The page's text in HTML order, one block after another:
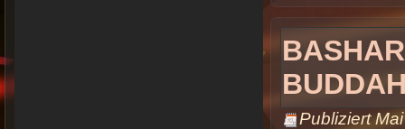
Publiziert